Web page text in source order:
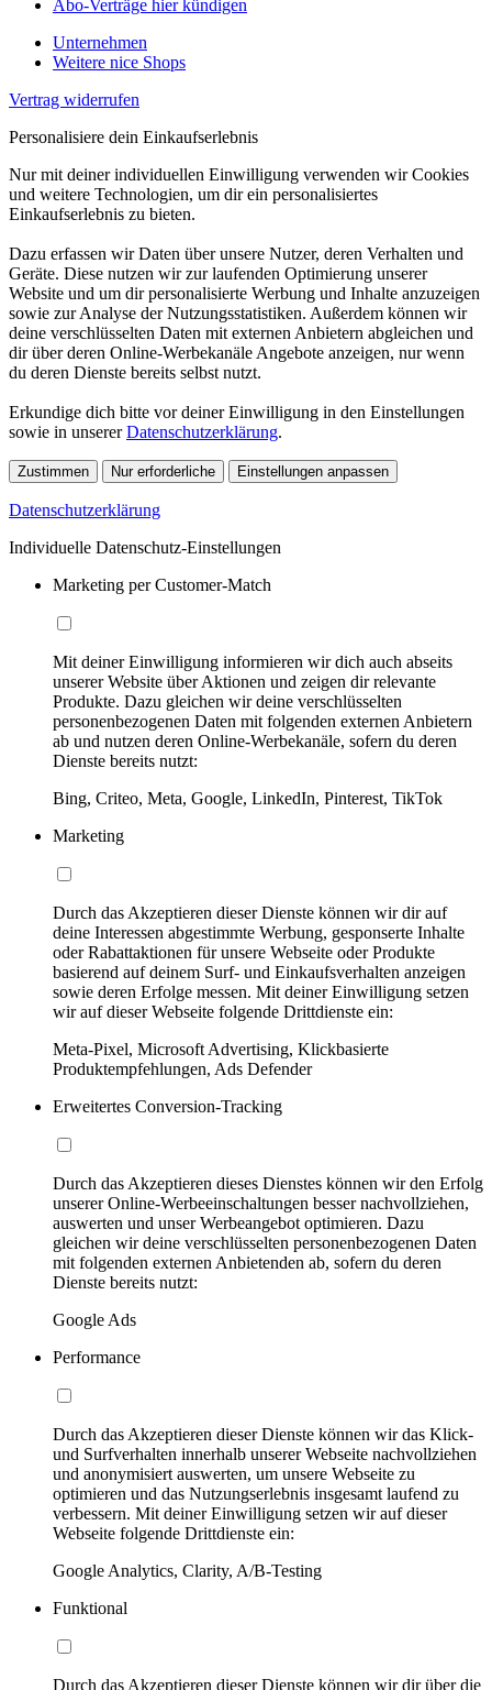
Abo-Verträge hier kündigen
Unternehmen
Weitere nice Shops
Vertrag widerrufen
Personalisiere dein Einkaufserlebnis
Nur mit deiner individuellen Einwilligung verwenden wir Cookies
und weitere Technologien, um dir ein personalisiertes
Einkaufserlebnis zu bieten.
Dazu erfassen wir Daten über unsere Nutzer, deren Verhalten und
Geräte. Diese nutzen wir zur laufenden Optimierung unserer
Website und um dir personalisierte Werbung und Inhalte anzuzeigen
sowie zur Analyse der Nutzungsstatistiken. Außerdem können wir
deine verschlüsselten Daten mit externen Anbietern abgleichen und
dir über deren Online-Werbekanäle Angebote anzeigen, nur wenn
du deren Dienste bereits selbst nutzt.
Erkundige dich bitte vor deiner Einwilligung in den Einstellungen
sowie in unsererDatenschutzerklärung.
Zustimmen Nur erforderliche Einstellungen anpassen
Datenschutzerklärung
Individuelle Datenschutz-Einstellungen
Marketing per Customer-Match
Mit deiner Einwilligung informieren wir dich auch abseits
unserer Website über Aktionen und zeigen dir relevante
Produkte. Dazu gleichen wir deine verschlüsselten
personenbezogenen Daten mit folgenden externen Anbietern
ab und nutzen deren Online-Werbekanäle, sofern du deren
Dienste bereits nutzt:
Bing, Criteo, Meta, Google, LinkedIn, Pinterest, TikTok
Marketing
Durch das Akzeptieren dieser Dienste können wir dir auf
deine Interessen abgestimmte Werbung, gesponserte Inhalte
oder Rabattaktionen für unsere Webseite oder Produkte
basierend auf deinem Surf- und Einkaufsverhalten anzeigen
sowie deren Erfolge messen. Mit deiner Einwilligung setzen
wir auf dieser Webseite folgende Drittdienste ein:
Meta-Pixel, Microsoft Advertising, Klickbasierte
Produktempfehlungen, Ads Defender
Erweitertes Conversion-Tracking
Durch das Akzeptieren dieses Dienstes können wir den Erfolg
unserer Online-Werbeeinschaltungen besser nachvollziehen,
auswerten und unser Werbeangebot optimieren. Dazu
gleichen wir deine verschlüsselten personenbezogenen Daten
mit folgenden externen Anbietenden ab, sofern du deren
Dienste bereits nutzt:
Google Ads
Performance
Durch das Akzeptieren dieser Dienste können wir das Klick-
und Surfverhalten innerhalb unserer Webseite nachvollziehen
und anonymisiert auswerten, um unsere Webseite zu
optimieren und das Nutzungserlebnis insgesamt laufend zu
verbessern. Mit deiner Einwilligung setzen wir auf dieser
Webseite folgende Drittdienste ein:
Google Analytics, Clarity, A/B-Testing
Funktional
Durch das Akzeptieren dieser Dienste können wir dir über die